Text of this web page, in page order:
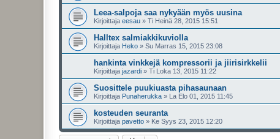
Leea-salpoja saa nykyään myös uusina
Kirjoittaja eesau » Ti Heinä 28, 2015 15:51
Halltex salmiakkikuviolla
Kirjoittaja Heko » Su Marras 15, 2015 23:08
hankinta vinkkejä kompressorii ja jiirisirkkelii
Kirjoittaja jazardi » Ti Loka 13, 2015 11:22
Suosittele puukiuasta pihasaunaan
Kirjoittaja Punaherukka » La Elo 01, 2015 11:45
kosteuden seuranta
Kirjoittaja pavetto » Ke Syys 23, 2015 12:20